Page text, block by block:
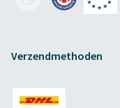
Verzendmethoden